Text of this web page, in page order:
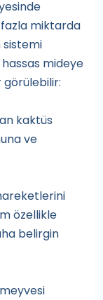
miktarda
sistemi
mideye
kaktüs
ve
özellikle
belirgin